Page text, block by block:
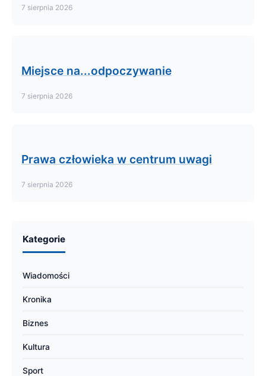
7 sierpnia 2026
Miejsce na...odpoczywanie
7 sierpnia 2026
Prawa człowieka w centrum uwagi
7 sierpnia 2026
Kategorie
Wiadomości
Kronika
Biznes
Kultura
Sport